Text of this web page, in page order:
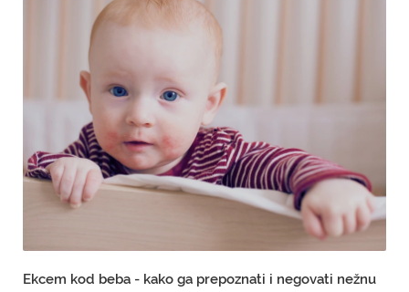
Ekcem kod beba - kako ga prepoznati i negovati nežnu